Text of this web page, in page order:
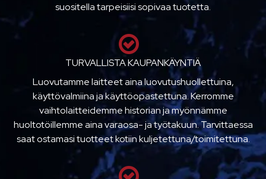
suositella tarpeisiisi sopivaa tuotetta.
TURVALLISTA KAUPANKÄYNTIÄ
Luovutamme laitteet aina luovutushuollettuina,
käyttövalmiina ja käyttöopastettuna. Kerromme
vaihtolaitteidemme historian ja myönnämme
huoltotöillemme aina varaosa- ja työtakuun. Tarvittaessa
saat ostamasi tuotteet kotiin kuljetettuna/toimitettuna.